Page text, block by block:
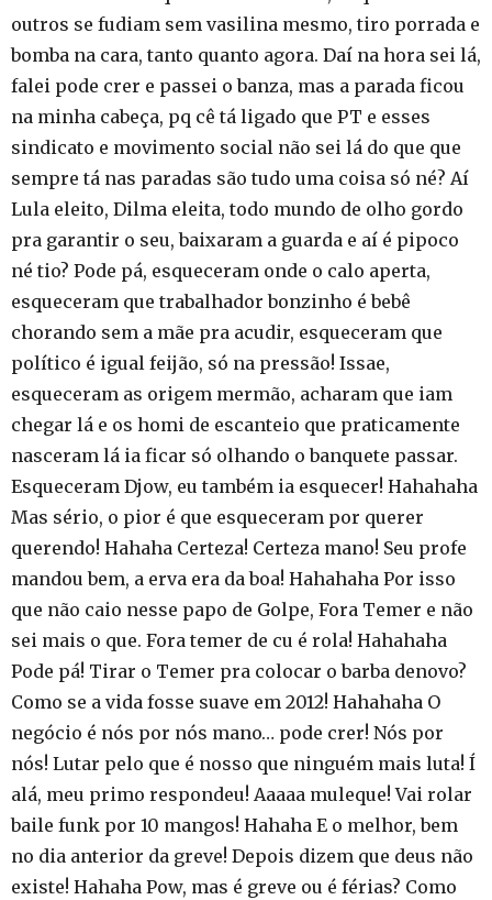
outros se fudiam sem vasilina mesmo, tiro porrada e
bomba na cara, tanto quanto agora. Daí na hora sei lá,
falei pode crer e passei o banza, mas a parada ficou
na minha cabeça, pq cê tá ligado que PT e esses
sindicato e movimento social não sei lá do que que
sempre tá nas paradas são tudo uma coisa só né? Aí
Lula eleito, Dilma eleita, todo mundo de olho gordo
pra garantir o seu, baixaram a guarda e aí é pipoco
né tio? Pode pá, esqueceram onde o calo aperta,
esqueceram que trabalhador bonzinho é bebê
chorando sem a mãe pra acudir, esqueceram que
político é igual feijão, só na pressão! Issae,
esqueceram as origem mermão, acharam que iam
chegar lá e os homi de escanteio que praticamente
nasceram lá ia ficar só olhando o banquete passar.
Esqueceram Djow, eu também ia esquecer! Hahahaha
Mas sério, o pior é que esqueceram por querer
querendo! Hahaha Certeza! Certeza mano! Seu profe
mandou bem, a erva era da boa! Hahahaha Por isso
que não caio nesse papo de Golpe, Fora Temer e não
sei mais o que. Fora temer de cu é rola! Hahahaha
Pode pá! Tirar o Temer pra colocar o barba denovo?
Como se a vida fosse suave em 2012! Hahahaha O
negócio é nós por nós mano… pode crer! Nós por
nós! Lutar pelo que é nosso que ninguém mais luta! Í
alá, meu primo respondeu! Aaaaa muleque! Vai rolar
baile funk por 10 mangos! Hahaha E o melhor, bem
no dia anterior da greve! Depois dizem que deus não
existe! Hahaha Pow, mas é greve ou é férias? Como